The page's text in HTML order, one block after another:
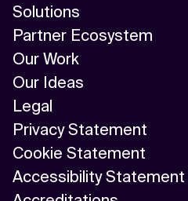
Solutions
Partner Ecosystem
Our Work
Our Ideas
Legal
Privacy Statement
Cookie Statement
Accessibility Statement